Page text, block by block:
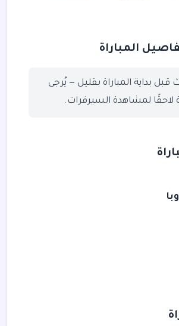
المباراة
قبل بداية المباراة بقليل — يُرجى
لاحقًا لمشاهدة السيرفرات.